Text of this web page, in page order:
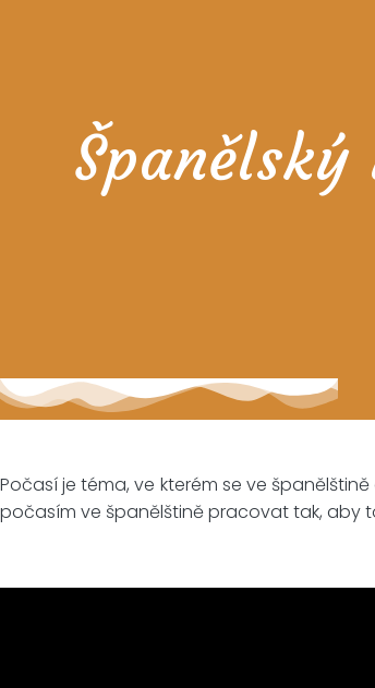
Počasí je téma, ve kterém se ve
počasím ve španělštině pracovat tak, aby